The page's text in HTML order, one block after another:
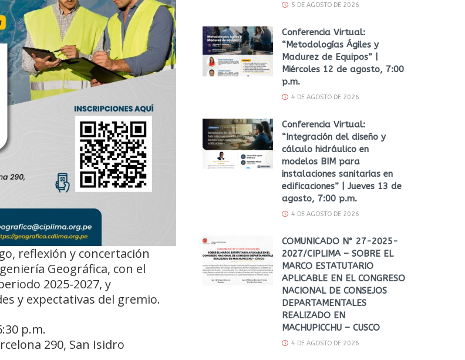
reflexión y concertación
Geográfica, con el
2025-2027, y
y expectativas del gremio.
p.m.
290, San Isidro
5 DE AGOSTO DE 2026
Conferencia Virtual:
“Metodologías Ágiles y
Madurez de Equipos” |
Miércoles 12 de agosto, 7:00
p.m.
4 DE AGOSTO DE 2026
Conferencia Virtual:
“Integración del diseño y
cálculo hidráulico en
modelos BIM para
instalaciones sanitarias en
edificaciones” | Jueves 13 de
agosto, 7:00 p.m.
4 DE AGOSTO DE 2026
COMUNICADO N° 27-2025-
2027/CIPLIMA – SOBRE EL
MARCO ESTATUTARIO
APLICABLE EN EL CONGRESO
NACIONAL DE CONSEJOS
DEPARTAMENTALES
REALIZADO EN
MACHUPICCHU – CUSCO
4 DE AGOSTO DE 2026